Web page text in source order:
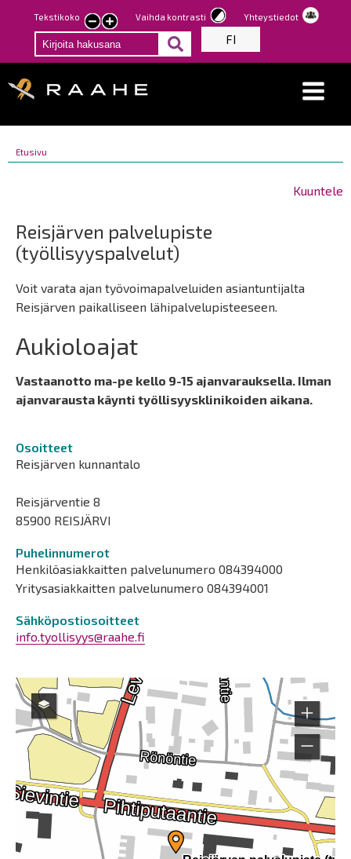
Hyppää
pääsisältöön
Tekstikoko
Pienennä
tekstin
kokoa
Suurenna
tekstin
kokoa
Vaihda kontrasti Yhteystiedot
FI
Breadcrumbs
You
Etusivu
Kuuntele
Reisjärven palvelupiste
(työllisyyspalvelut)
Voit varata ajan työvoimapalveluiden asiantuntijalta
Reisjärven paikalliseen lähipalvelupisteeseen.
Aukioloajat
Vastaanotto ma-pe kello 9-15 ajanvarauksella. Ilman
ajanvarausta käynti työllisyysklinikoiden aikana.
Osoitteet
Reisjärven kunnantalo
Reisjärventie 8
85900 REISJÄRVI
Puhelinnumerot
Henkilöasiakkaitten palvelunumero 084394000
Yritysasiakkaitten palvelunumero 084394001
Sähköpostiosoitteet
info.tyollisyys@raahe.fi